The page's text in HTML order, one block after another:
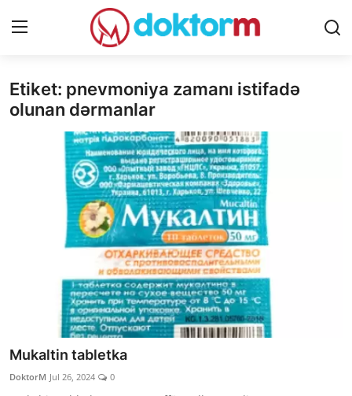
Giriş Qeydiyyat
Ana səhifə
Dərmanlar
Sorğular
Klinikalar
Etiket: pnevmoniya zamanı istifadə
olunan dərmanlar
Mukaltin tabletka
DoktorM Jul 26, 2024 0